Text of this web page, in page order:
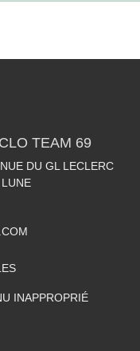
TEAM 69
DU GL LECLERC
INAPPROPRIÉ